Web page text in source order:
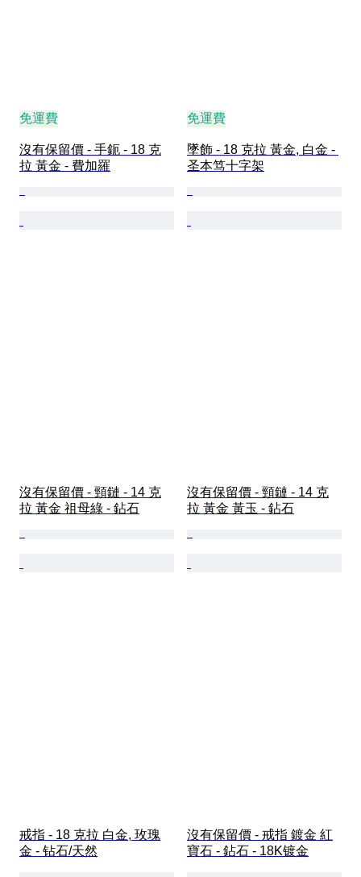
免運費
沒有保留價 - 手鈪 - 18 克
拉 黃金 - 費加羅
免運費
墜飾 - 18 克拉 黃金, 白金 -
圣本笃十字架
沒有保留價 - 頸鏈 - 14 克
拉 黃金 祖母綠 - 鉆石
沒有保留價 - 頸鏈 - 14 克
拉 黃金 黃玉 - 鉆石
戒指 - 18 克拉 白金, 玫瑰
金 - 钻石/天然
沒有保留價 - 戒指 鍍金 紅
寶石 - 鉆石 - 18K镀金